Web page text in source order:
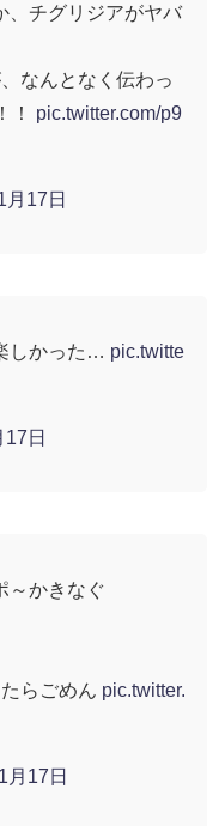
、チグリジアがヤバ
なんとなく伝わっ
！ pic.twitter.com/p9
月17日
しかった… pic.twitte
日
～かきなぐ
らごめん pic.twitter.
月17日